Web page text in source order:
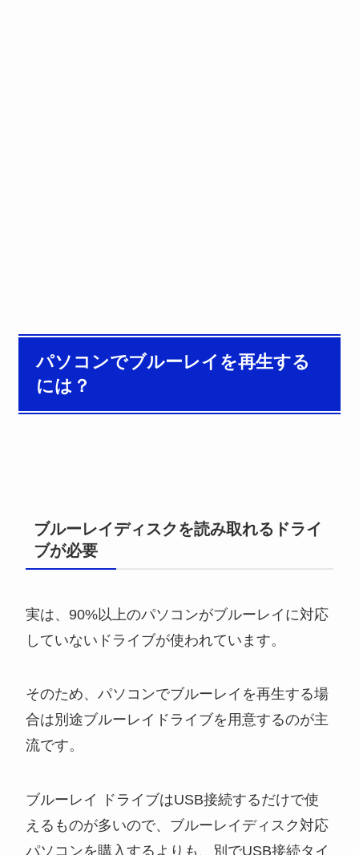
パソコンでブルーレイを再生する
には？
ブルーレイディスクを読み取れるドライ
ブが必要
実は、90%以上のパソコンがブルーレイに対応
していないドライブが使われています。
そのため、パソコンでブルーレイを再生する場
合は別途ブルーレイドライブを用意するのが主
流です。
ブルーレイ ドライブはUSB接続するだけで使
えるものが多いので、ブルーレイディスク対応
パソコンを購入するよりも、別でUSB接続タイ